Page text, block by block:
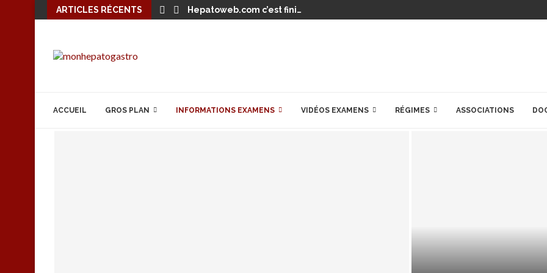
ARTICLES RÉCENTS Hepatoweb.com c’est fini…
ACCUEIL GROS PLAN INFORMATIONS EXAMENS VIDÉOS EXAMENS RÉGIMES ASSOCIATIONS